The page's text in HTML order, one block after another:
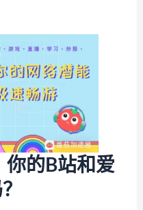
你的B站和爱